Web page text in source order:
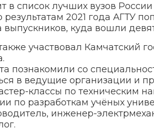
в список лучших вузов
2021 года АГТУ
выпускников, куда вошли
участвовал Камчатский
познакомили со
в ведущие организации и
классы по техническим
по разработкам учёных
инженер-